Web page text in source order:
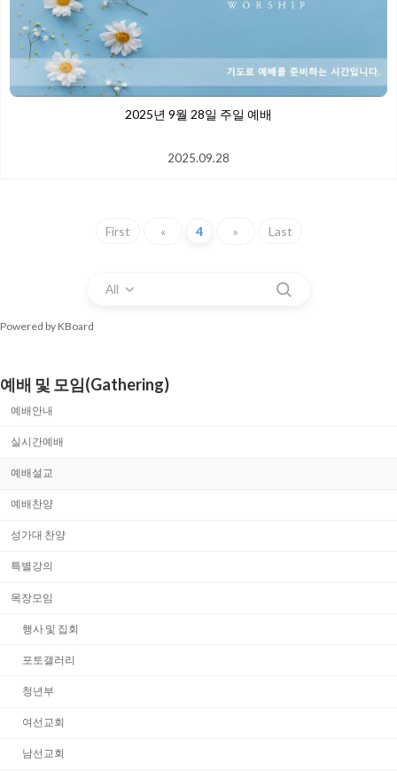
2025년 9월 28일 주일 예배
2025.09.28
First « 4 » Last
All
Powered by KBoard
예배 및 모임(Gathering)
예배안내
실시간예배
예배설교
예배찬양
성가대 찬양
특별강의
목장모임
행사 및 집회
포토갤러리
청년부
여선교회
남선교회